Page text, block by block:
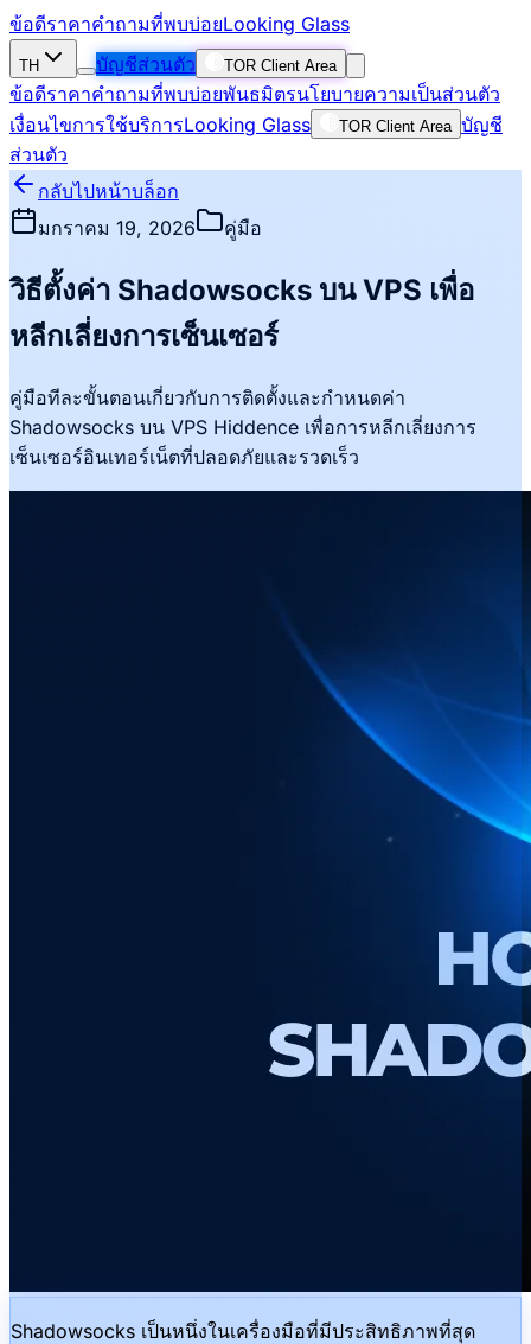
ข้อดีราคาคำถามที่พบบ่อยLooking Glass
TH บัญชีส่วนตัว TOR Client Area
ข้อดีราคาคำถามที่พบบ่อยพันธมิตรนโยบายความเป็นส่วนตัว
เงื่อนไขการใช้บริการLooking Glass TOR Client Area บัญชี
ส่วนตัว
กลับไปหน้าบล็อก
มกราคม 19, 2026
คู่มือ
วิธีตั้งค่า Shadowsocks บน VPS เพื่อ
หลีกเลี่ยงการเซ็นเซอร์
คู่มือทีละขั้นตอนเกี่ยวกับการติดตั้งและกำหนดค่า
Shadowsocks บน VPS Hiddence เพื่อการหลีกเลี่ยงการ
เซ็นเซอร์อินเทอร์เน็ตที่ปลอดภัยและรวดเร็ว
Shadowsocks เป็นหนึ่งในเครื่องมือที่มีประสิทธิภาพที่สุด